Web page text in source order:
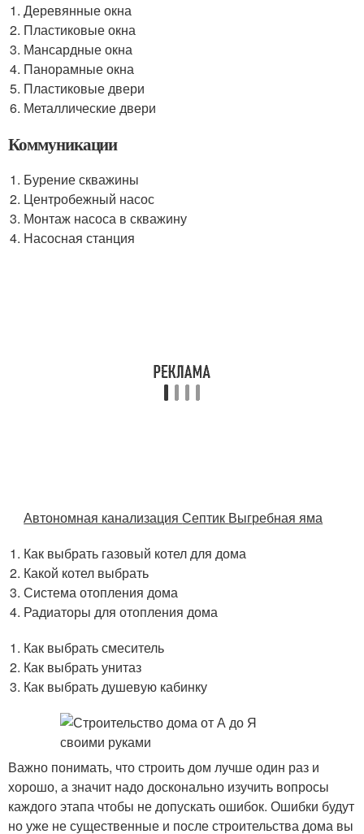
Деревянные окна
Пластиковые окна
Мансардные окна
Панорамные окна
Пластиковые двери
Металлические двери
Коммуникации
Бурение скважины
Центробежный насос
Монтаж насоса в скважину
Насосная станция
Автономная канализацияСептик Выгребная яма
Как выбрать газовый котел для дома
Какой котел выбрать
Система отопления дома
Радиаторы для отопления дома
Как выбрать смеситель
Как выбрать унитаз
Как выбрать душевую кабинку
Важно понимать, что строить дом лучше один раз и
хорошо, а значит надо досконально изучить вопросы
каждого этапа чтобы не допускать ошибок. Ошибки будут
но уже не существенные и после строительства дома вы